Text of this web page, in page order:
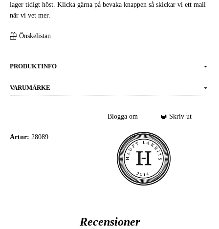
lager tidigt höst. Klicka gärna på bevaka knappen så skickar vi ett mail
när vi vet mer.
Önskelistan
PRODUKTINFO
VARUMÄRKE
Blogga om Skriv ut
Artnr: 28089
Recensioner